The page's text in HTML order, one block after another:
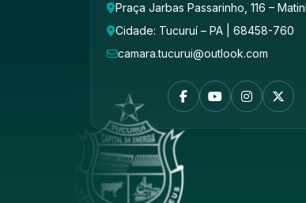
Praça Jarbas Passarinho, 116 –
Cidade: Tucuruí – PA | 68458-760
camara.tucurui@outlook.com